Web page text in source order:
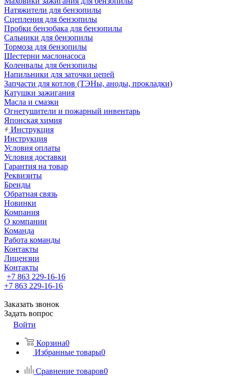
Натяжители для бензопилы
Сцепления для бензопилы
Пробки бензобака для бензопилы
Сальники для бензопилы
Тормоза для бензопилы
Шестерни маслонасоса
Коленвалы для бензопилы
Напильники для заточки цепей
Запчасти для котлов (ТЭНы, аноды, прокладки)
Катушки зажигания
Масла и смазки
Огнетушители и пожарный инвентарь
Японская химия
Инструкция
Инструкция
Условия оплаты
Условия доставки
Гарантия на товар
Реквизиты
Бренды
Обратная связь
Новинки
Компания
О компании
Команда
Работа команды
Контакты
Лицензии
Контакты
+7 863 229-16-16
+7 863 229-16-16
Заказать звонок
Задать вопрос
Войти
Корзина0
Избранные товары0
Сравнение товаров0